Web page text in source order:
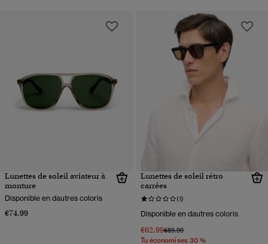
Lunettes de soleil aviateur à
monture
Disponible en dautres coloris
€74.99
Lunettes de soleil rétro
carrées
(1)
Disponible en dautres coloris
€62.99Prix réduit de
€89.99à
Tu économises 30 %